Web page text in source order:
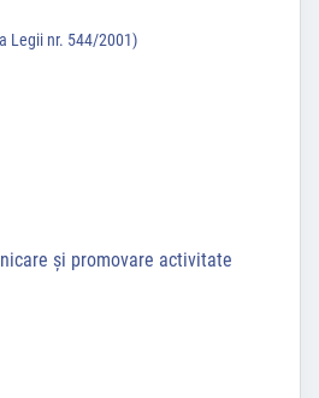
Legii nr. 544/2001)
și promovare activitate